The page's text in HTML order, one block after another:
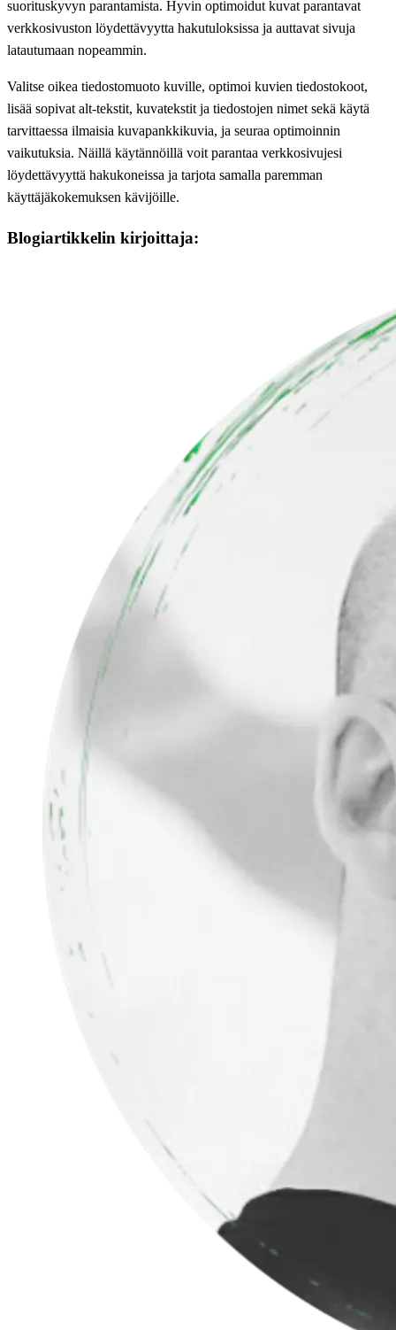
suorituskyvyn parantamista. Hyvin optimoidut kuvat parantavat
verkkosivuston löydettävyytta hakutuloksissa ja auttavat sivuja
latautumaan nopeammin.
Valitse oikea tiedostomuoto kuville, optimoi kuvien tiedostokoot,
lisää sopivat alt-tekstit, kuvatekstit ja tiedostojen nimet sekä käytä
tarvittaessa ilmaisia kuvapankkikuvia, ja seuraa optimoinnin
vaikutuksia. Näillä käytännöillä voit parantaa verkkosivujesi
löydettävyyttä hakukoneissa ja tarjota samalla paremman
käyttäjäkokemuksen kävijöille.
Blogiartikkelin kirjoittaja: